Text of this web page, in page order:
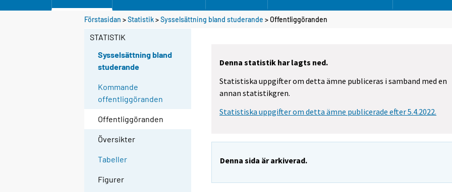
Förstasidan >Statistik>Sysselsättning bland studerande > Offentliggöranden
STATISTIK
Sysselsättning bland
studerande
Kommande
offentliggöranden
Offentliggöranden
Översikter
Tabeller
Figurer
Denna statistik har lagts ned.
Statistiska uppgifter om detta ämne publiceras i samband med en
annan statistikgren.
Statistiska uppgifter om detta ämne publicerade efter 5.4.2022.
Denna sida är arkiverad.